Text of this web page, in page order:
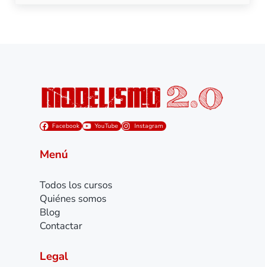
Facebook YouTube Instagram
Menú
Todos los cursos
Quiénes somos
Blog
Contactar
Legal